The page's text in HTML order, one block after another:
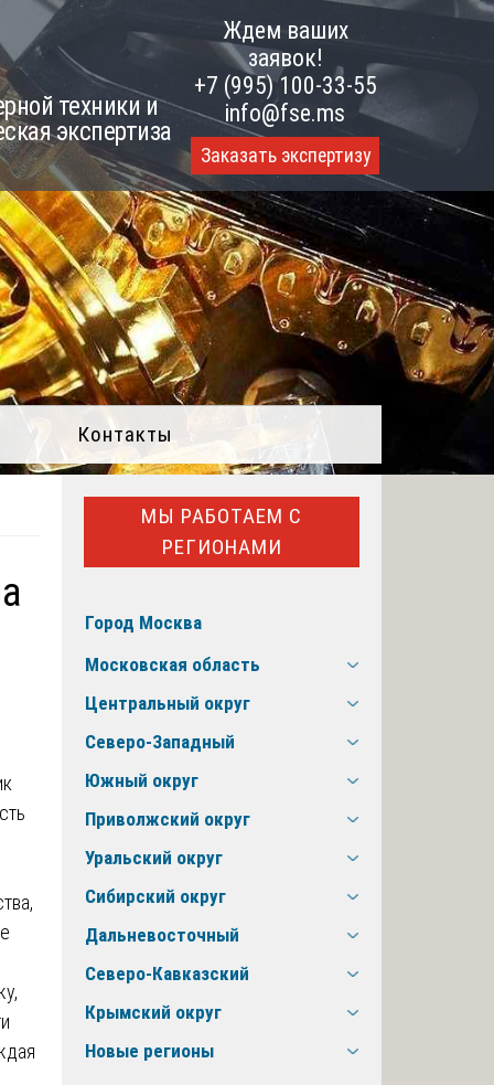
техники и
экспертиза
Ждем ваших
заявок!
+7 (995) 100-33-55
info@fse.ms
Заказать экспертизу
Контакты
МЫ РАБОТАЕМ С
РЕГИОНАМИ
Город Москва
Московская область
Центральный округ
Северо-Западный
Южный округ
Приволжский округ
Уральский округ
Сибирский округ
Дальневосточный
Северо-Кавказский
Крымский округ
Новые регионы